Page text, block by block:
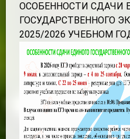
ОСОБЕННОСТИ СДАЧИ
ГОСУДАРСТВЕННОГО
2025/2026 УЧЕБНОМ